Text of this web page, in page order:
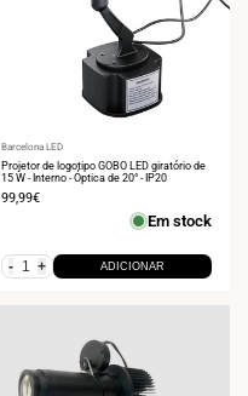
Fornecedor:
Barcelona LED
Projetor de logotipo GOBO LED giratório de
15 W - Interno - Óptica de 20° - IP20
Preço
99,99€
Em stock
- + ADICIONAR